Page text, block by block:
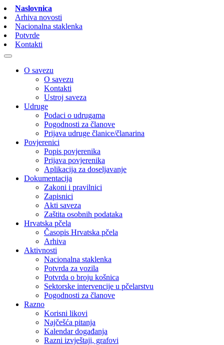
Naslovnica
Arhiva novosti
Nacionalna staklenka
Potvrde
Kontakti
O savezu
O savezu
Kontakti
Ustroj saveza
Udruge
Podaci o udrugama
Pogodnosti za članove
Prijava udruge članice/članarina
Povjerenici
Popis povjerenika
Prijava povjerenika
Aplikacija za doseljavanje
Dokumentacija
Zakoni i pravilnici
Zapisnici
Akti saveza
Zaštita osobnih podataka
Hrvatska pčela
Časopis Hrvatska pčela
Arhiva
Aktivnosti
Nacionalna staklenka
Potvrda za vozila
Potvrda o broju košnica
Sektorske intervencije u pčelarstvu
Pogodnosti za članove
Razno
Korisni likovi
Najčešća pitanja
Kalendar događanja
Razni izvještaji, grafovi